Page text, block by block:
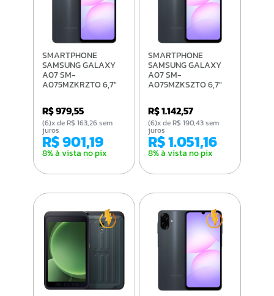
SMARTPHONE
SAMSUNG GALAXY
A07 SM-
A075MZKRZTO 6,7"
RAM+4GB RAM
PLUS/128GB/ANDROID
15/ PRETO
R$ 979,55
R$ 901,19
8% à vista no pix
(6)x de R$ 163,26 sem
juros
SMARTPHONE
SAMSUNG GALAXY
A07 SM-
A075MZKSZTO 6,7"
RAM PLUS/ 256GB/
ANDROID 15/ PRETO
R$ 1.142,57
R$ 1.051,16
8% à vista no pix
(6)x de R$ 190,43 sem
juros